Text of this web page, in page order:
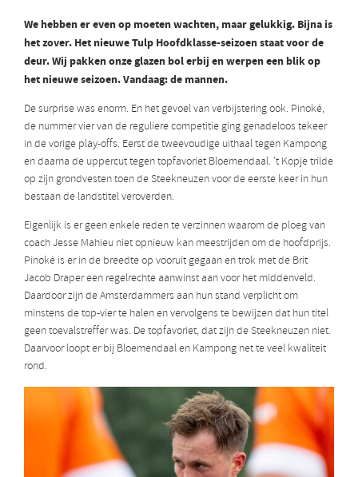
We hebben er even op moeten wachten, maar gelukkig. Bijna is
het zover. Het nieuwe Tulp Hoofdklasse-seizoen staat voor de
deur. Wij pakken onze glazen bol erbij en werpen een blik op
het nieuwe seizoen. Vandaag: de mannen.
De surprise was enorm. En het gevoel van verbijstering ook. Pinoké,
de nummer vier van de reguliere competitie ging genadeloos tekeer
in de vorige play-offs. Eerst de tweevoudige uithaal tegen Kampong
en daarna de uppercut tegen topfavoriet Bloemendaal. ’t Kopje trilde
op zijn grondvesten toen de Steekneuzen voor de eerste keer in hun
bestaan de landstitel veroverden.
Eigenlijk is er geen enkele reden te verzinnen waarom de ploeg van
coach Jesse Mahieu niet opnieuw kan meestrijden om de hoofdprijs.
Pinoké is er in de breedte op vooruit gegaan en trok met de Brit
Jacob Draper een regelrechte aanwinst aan voor het middenveld.
Daardoor zijn de Amsterdammers aan hun stand verplicht om
minstens de top-vier te halen en vervolgens te bewijzen dat hun titel
geen toevalstreffer was. De topfavoriet, dat zijn de Steekneuzen niet.
Daarvoor loopt er bij Bloemendaal en Kampong net te veel kwaliteit
rond.